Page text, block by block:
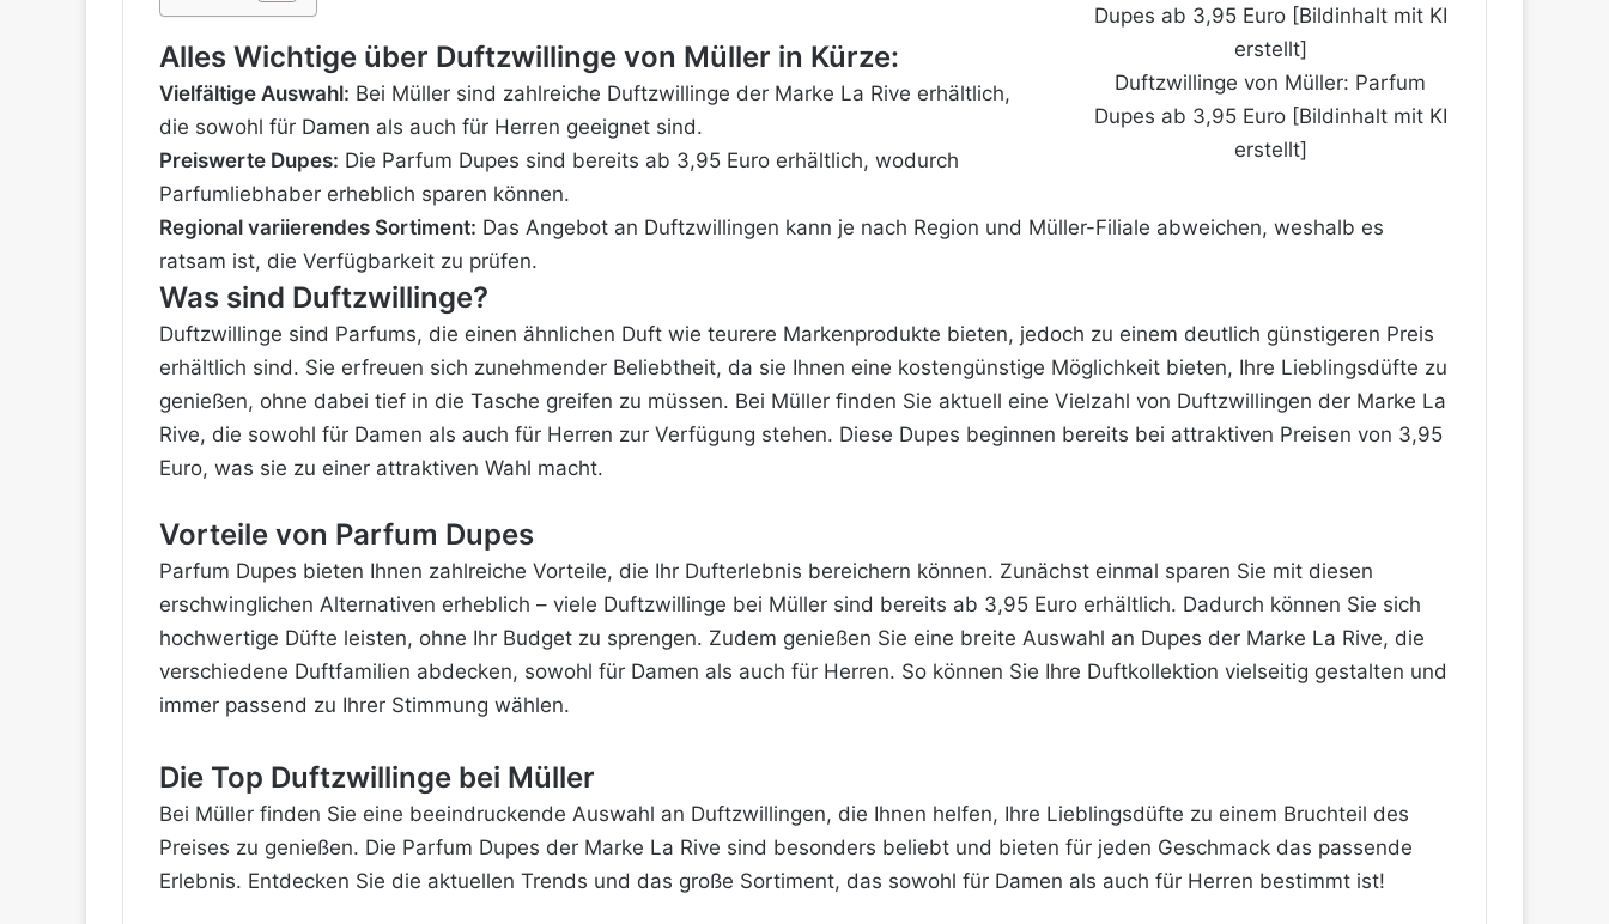
Duftzwillinge von Müller: Parfum
Dupes ab 3,95 Euro [Bildinhalt mit KI
erstellt]
Alles Wichtige über Duftzwillinge von Müller in Kürze:
Vielfältige Auswahl: Bei Müller sind zahlreiche Duftzwillinge der Marke La Rive erhältlich,
die sowohl für Damen als auch für Herren geeignet sind.
Preiswerte Dupes: Die Parfum Dupes sind bereits ab 3,95 Euro erhältlich, wodurch
Parfumliebhaber erheblich sparen können.
Regional variierendes Sortiment: Das Angebot an Duftzwillingen kann je nach Region und Müller-Filiale abweichen, weshalb es
ratsam ist, die Verfügbarkeit zu prüfen.
Was sind Duftzwillinge?
Duftzwillinge sind Parfums, die einen ähnlichen Duft wie teurere Markenprodukte bieten, jedoch zu einem deutlich günstigeren Preis
erhältlich sind. Sie erfreuen sich zunehmender Beliebtheit, da sie Ihnen eine kostengünstige Möglichkeit bieten, Ihre Lieblingsdüfte zu
genießen, ohne dabei tief in die Tasche greifen zu müssen. Bei Müller finden Sie aktuell eine Vielzahl von Duftzwillingen der Marke La
Rive, die sowohl für Damen als auch für Herren zur Verfügung stehen. Diese Dupes beginnen bereits bei attraktiven Preisen von 3,95
Euro, was sie zu einer attraktiven Wahl macht.
Vorteile von Parfum Dupes
Parfum Dupes bieten Ihnen zahlreiche Vorteile, die Ihr Dufterlebnis bereichern können. Zunächst einmal sparen Sie mit diesen
erschwinglichen Alternativen erheblich – viele Duftzwillinge bei Müller sind bereits ab 3,95 Euro erhältlich. Dadurch können Sie sich
hochwertige Düfte leisten, ohne Ihr Budget zu sprengen. Zudem genießen Sie eine breite Auswahl an Dupes der Marke La Rive, die
verschiedene Duftfamilien abdecken, sowohl für Damen als auch für Herren. So können Sie Ihre Duftkollektion vielseitig gestalten und
immer passend zu Ihrer Stimmung wählen.
Die Top Duftzwillinge bei Müller
Bei Müller finden Sie eine beeindruckende Auswahl an Duftzwillingen, die Ihnen helfen, Ihre Lieblingsdüfte zu einem Bruchteil des
Preises zu genießen. Die Parfum Dupes der Marke La Rive sind besonders beliebt und bieten für jeden Geschmack das passende
Erlebnis. Entdecken Sie die aktuellen Trends und das große Sortiment, das sowohl für Damen als auch für Herren bestimmt ist!